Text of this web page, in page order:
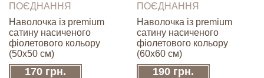
ПОЄДНАННЯ
Наволочка із premium
сатину насиченого
фіолетового кольору
(50х50 см)
170 грн.
ПОЄДНАННЯ
Наволочка із premium
сатину насиченого
фіолетового кольору
(60х60 см)
190 грн.